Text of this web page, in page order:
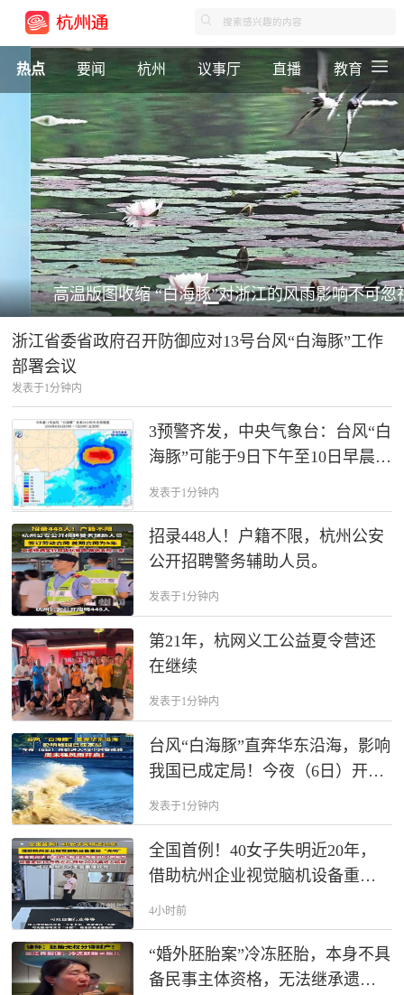
热点 要闻 杭州 议事厅 直播 教育
高温版图收缩 “白海豚”对浙江的风雨影响不可忽视
浙江省委省政府召开防御应对13号台风“白海豚”工作
部署会议
发表于1分钟内
3预警齐发，中央气象台：台风“白
海豚”可能于9日下午至10日早晨在
浙江到福建北部沿海登陆；今晚
到明晚，云南、四川等地可能发
生山洪
发表于1分钟内
招录448人！户籍不限，杭州公安
公开招聘警务辅助人员。
发表于1分钟内
第21年，杭网义工公益夏令营还
在继续
发表于1分钟内
台风“白海豚”直奔华东沿海，影响
我国已成定局！今夜（6日）开始
进入48小时警戒线，周末强风雨
开启！
发表于1分钟内
全国首例！40女子失明近20年，
借助杭州企业视觉脑机设备重获
“光明”，这套设备定价在15万元左
右，预计2028年进入临床，或可
帮助千万患者重建视觉。
4小时前
“婚外胚胎案”冷冻胚胎，本身不具
备民事主体资格，无法继承遗